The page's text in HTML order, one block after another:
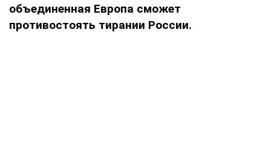
объединенная Европа сможет
противостоять тирании России.